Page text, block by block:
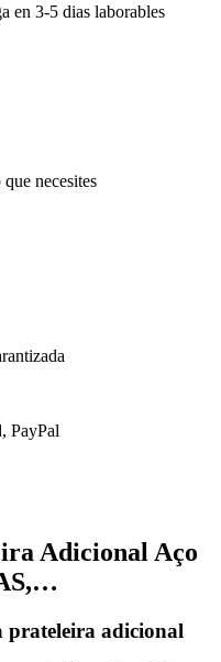
en 3-5 dias laborables
necesites
PayPal
Adicional Aço
prateleira adicional